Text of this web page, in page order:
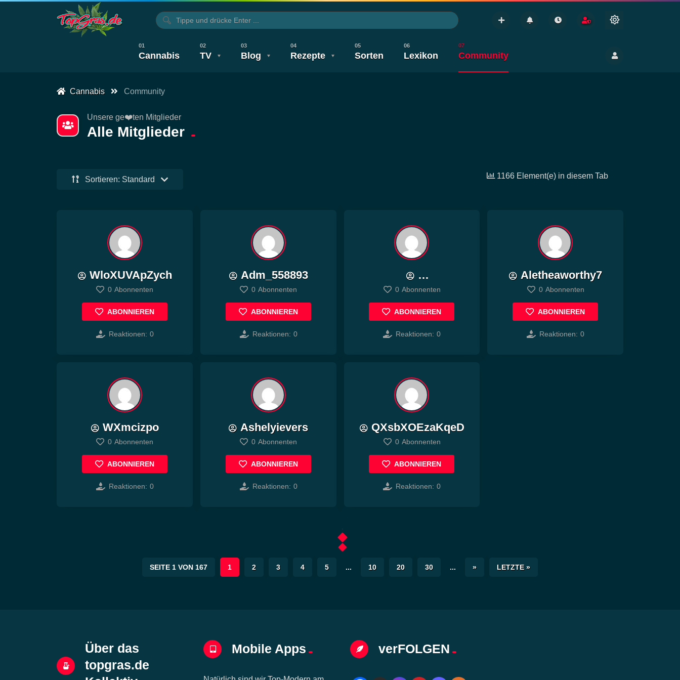
Cannabis TV Blog Rezepte Sorten Lexikon Community
Cannabis Community
Unsere ge❤️ten Mitglieder
Alle Mitglieder
Sortieren: Standard 1166 Element(e) in diesem Tab
WloXUVApZych
0 Abonnenten
ABONNIEREN
Reaktionen: 0
Adm_558893
0 Abonnenten
ABONNIEREN
Reaktionen: 0
KoXPXCFWwOuMG
PqGF
0 Abonnenten
ABONNIEREN
Reaktionen: 0
Aletheaworthy7
0 Abonnenten
ABONNIEREN
Reaktionen: 0
WXmcizpo
0 Abonnenten
ABONNIEREN
Reaktionen: 0
Ashelyievers
0 Abonnenten
ABONNIEREN
Reaktionen: 0
QXsbXOEzaKqeD
0 Abonnenten
ABONNIEREN
Reaktionen: 0
SEITE 1 VON 167 1 2 3 4 5 ... 10 20 30 ... » LETZTE »
Über das
topgras.de
Mobile Apps verFOLGEN